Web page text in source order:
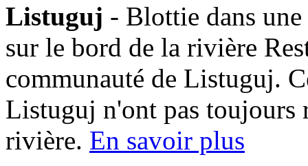
Listuguj - Blottie dans une
sur le bord de la rivière
communauté de Listuguj.
Listuguj n'ont pas toujours
rivière. En savoir plus